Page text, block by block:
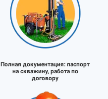
Полная документация: паспорт
на скважину, работа по
договору